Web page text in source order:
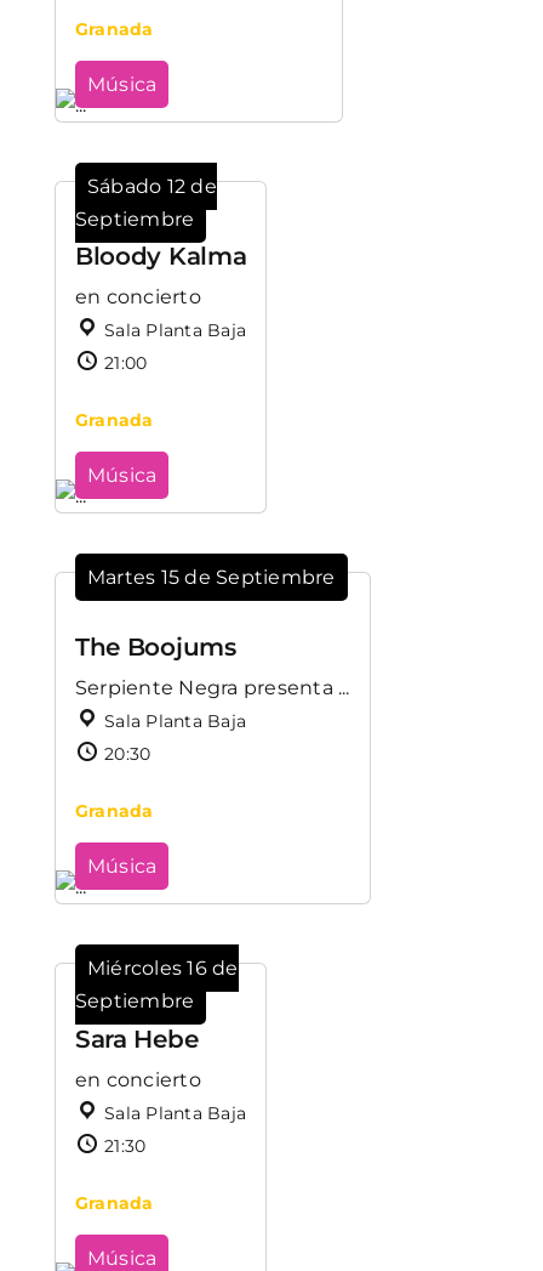
Granada
Música
Sábado 12 de
Septiembre
Bloody Kalma
en concierto
Sala Planta Baja
21:00
Granada
Música
Martes 15 de Septiembre
The Boojums
Serpiente Negra presenta ...
Sala Planta Baja
20:30
Granada
Música
Miércoles 16 de
Septiembre
Sara Hebe
en concierto
Sala Planta Baja
21:30
Granada
Música